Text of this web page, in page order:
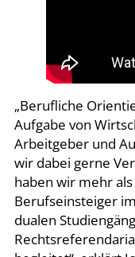
„Berufliche
Aufgabe von
Arbeitgeber und
wir dabei gerne
haben wir mehr
Berufseinsteiger
dualen